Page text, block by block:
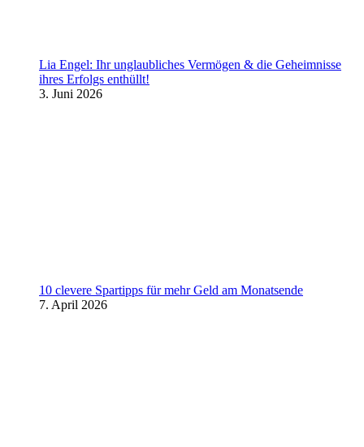
Lia Engel: Ihr unglaubliches Vermögen & die Geheimnisse
ihres Erfolgs enthüllt!
3. Juni 2026
10 clevere Spartipps für mehr Geld am Monatsende
7. April 2026